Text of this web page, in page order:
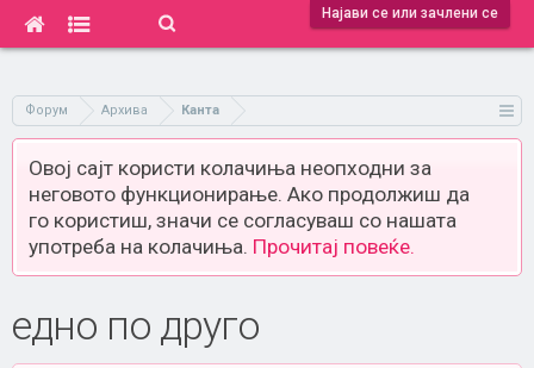
Најави се или зачлени се
Форум Архива Канта
Овој сајт користи колачиња неопходни за
неговото функционирање. Ако продолжиш да
го користиш, значи се согласуваш со нашата
употреба на колачиња. Прочитај повеќе.
едно по друго